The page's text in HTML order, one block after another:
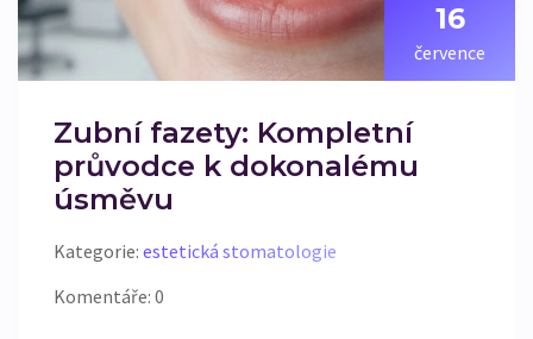
16
července
Zubní fazety: Kompletní
průvodce k dokonalému
úsměvu
Kategorie: estetická stomatologie
Komentáře: 0